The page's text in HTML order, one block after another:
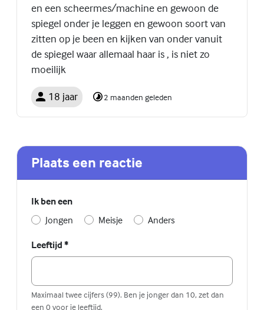
en een scheermes/machine en gewoon de
spiegel onder je leggen en gewoon soort van
zitten op je been en kijken van onder vanuit
de spiegel waar allemaal haar is , is niet zo
moeilijk
18 jaar 2 maanden geleden
Plaats een reactie
Ik ben een
Jongen
Meisje Anders
Leeftijd *
Maximaal twee cijfers (99). Ben je jonger dan 10, zet dan
een 0 voor je leeftijd.